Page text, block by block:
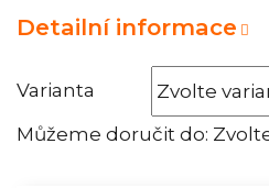
Varianta
Můžeme doručit do:
Detailní informace